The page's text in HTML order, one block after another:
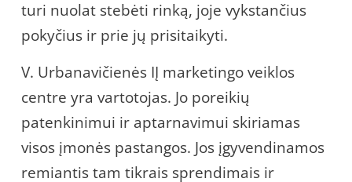
turi nuolat stebėti rinką, joje vykstančius
pokyčius ir prie jų prisitaikyti.
V. Urbanavičienės IĮ marketingo veiklos
centre yra vartotojas. Jo poreikių
patenkinimui ir aptarnavimui skiriamas
visos įmonės pastangos. Jos įgyvendinamos
remiantis tam tikrais sprendimais ir